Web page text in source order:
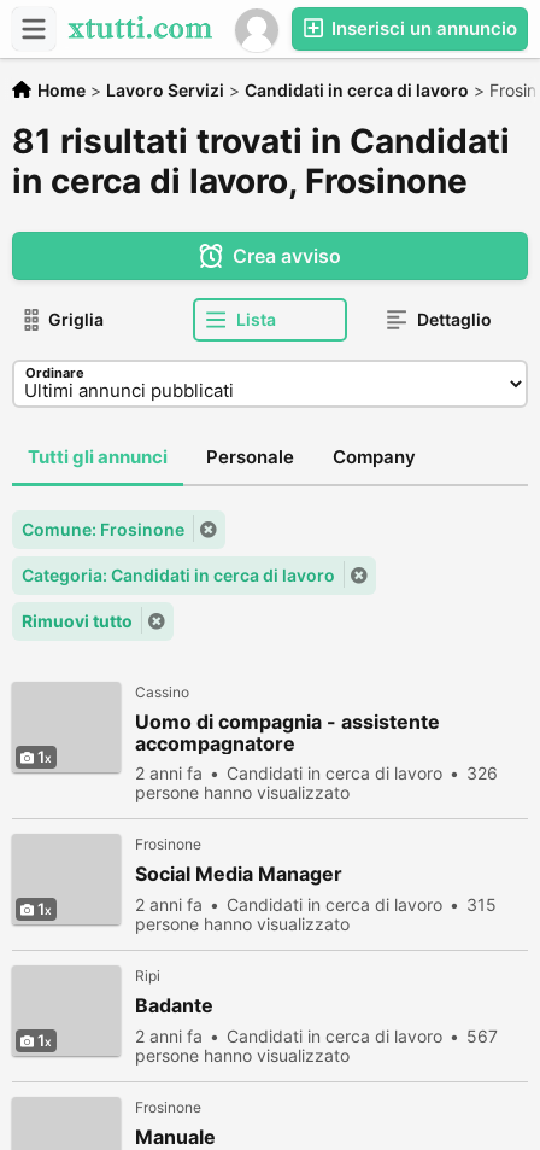
Inserisci un annuncio
Home > Lavoro Servizi > Candidati in cerca di lavoro >
81 risultati trovati in Candidati
in cerca di lavoro, Frosinone
Crea avviso
Griglia Lista Dettaglio
Ordinare
Tutti gli annunci Personale Company
Comune: Frosinone
Categoria: Candidati in cerca di lavoro
Rimuovi tutto
1
Cassino
Uomo di compagnia - assistente
accompagnatore
2 anni fa Candidati in cerca di lavoro
326
persone hanno visualizzato
1
Frosinone
Social Media Manager
2 anni fa Candidati in cerca di lavoro
315
persone hanno visualizzato
1
Ripi
Badante
2 anni fa Candidati in cerca di lavoro
567
persone hanno visualizzato
Frosinone
Manuale